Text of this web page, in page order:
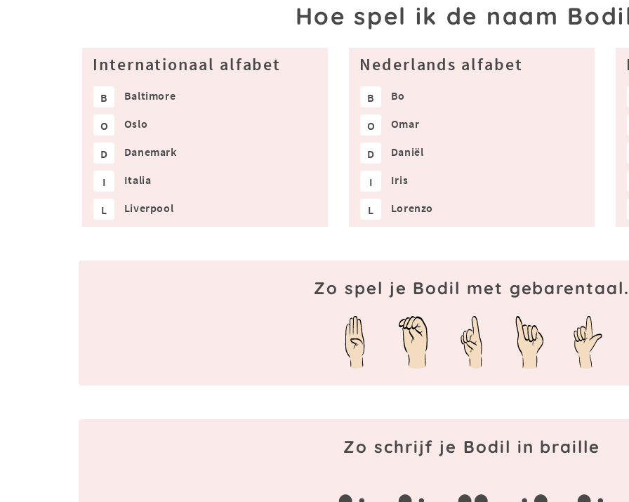
Hoe spel ik de naam
Internationaal alfabet
B Baltimore
O Oslo
D Danemark
I Italia
L Liverpool
Nederlands alfabet
B Bo
O Omar
D Daniël
I Iris
L Lorenzo
Zo spel je Bodil met gebarentaal.
Zo schrijf je Bodil in braille